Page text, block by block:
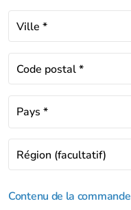
Ville *
Code postal*
Pays *
Région (facultatif)
Contenu de la commande